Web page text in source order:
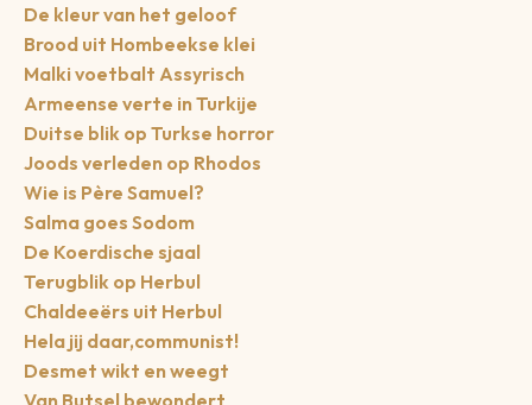
De kleur van het geloof
Brood uit Hombeekse klei
Malki voetbalt Assyrisch
Armeense verte in Turkije
Duitse blik op Turkse horror
Joods verleden op Rhodos
Wie is Père Samuel?
Salma goes Sodom
De Koerdische sjaal
Terugblik op Herbul
Chaldeeërs uit Herbul
Hela jij daar,communist!
Desmet wikt en weegt
Van Butsel bewondert